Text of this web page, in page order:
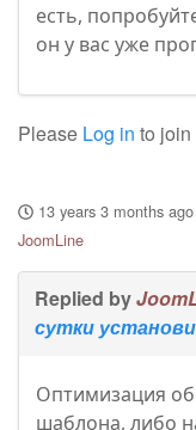
есть,
он у вас уже
Please Log in to join
13 years 3 months ago
JoomLine
Replied by
сутки
Оптимизация
шаблона, либо